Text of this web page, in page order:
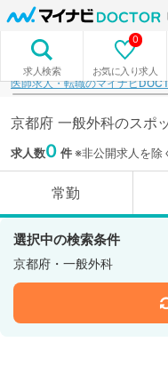
求人検索 お気に入り求人
0
医師求人・転職のマイナビ
京都府 一般外科のスポ
求人数0 件※非公開求人を除
常勤
選択中の検索条件
京都府・一般外科